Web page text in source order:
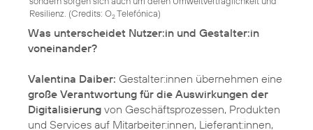
Resilienz. (Credits: O2Telefónica)
Was unterscheidet Nutzer:in und Gestalter:in
voneinander?
Valentina Daiber: Gestalter:innen übernehmen eine
große Verantwortung für die Auswirkungen der
Digitalisierung von Geschäftsprozessen, Produkten
und Services auf Mitarbeiter:innen, Lieferant:innen,